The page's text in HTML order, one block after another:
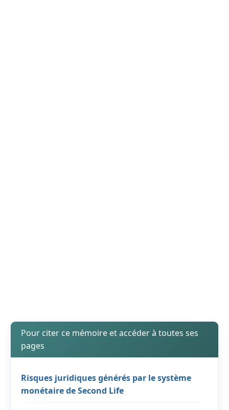
Pour citer ce mémoire et accéder à toutes ses
pages
Risques juridiques générés par le système
monétaire de Second Life